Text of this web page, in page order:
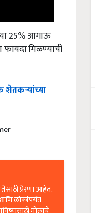
25% आगाऊ
फायदा मिळण्याची
शेतकऱ्यांच्या
प्रेरणा आहेत.
लोकांपर्यंत
मोलाचे